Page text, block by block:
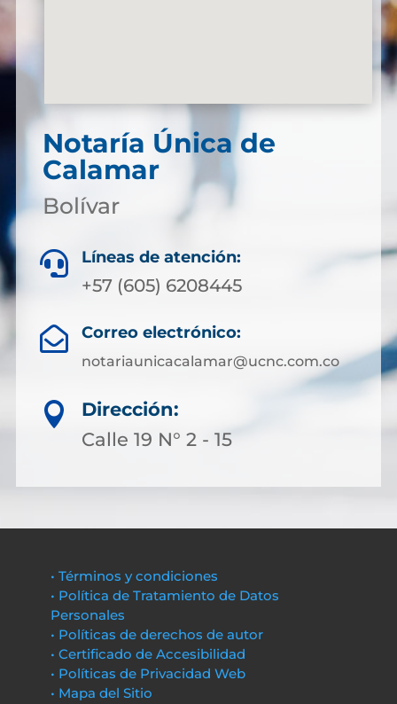
Notaría Única de
Calamar
Bolívar
 Líneas de atención:
+57 (605) 6208445
 Correo electrónico:
notariaunicacalamar@ucnc.com.co

Dirección:
Calle 19 N° 2 - 15
• Términos y condiciones
• Política de Tratamiento de Datos
Personales
• Políticas de derechos de autor
• Certificado de Accesibilidad
• Políticas de Privacidad Web
• Mapa del Sitio